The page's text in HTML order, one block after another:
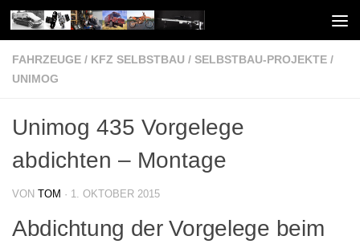
Unter dem Inhalt
FAHRZEUGE / KFZ SELBSTBAU / SELBSTBAU-PROJEKTE /
UNIMOG
Unimog 435 Vorgelege
abdichten – Montage
VON TOM · 1. OKTOBER 2015
Abdichtung der Vorgelege beim